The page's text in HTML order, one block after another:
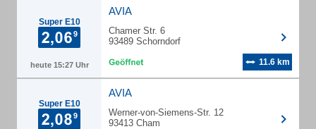
Super E10
heute 15:27 Uhr
AVIA
Chamer Str. 6
93489 Schorndorf
11.6 km
Super E10
AVIA
Werner-von-Siemens-Str. 12
93413 Cham